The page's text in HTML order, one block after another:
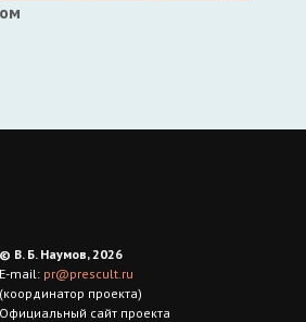
© В. Б. Наумов, 2026
E-mail: pr@prescult.ru
(координатор проекта)
Официальный сайт проекта